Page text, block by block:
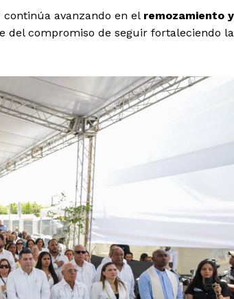
continúa avanzando en el remozamiento y
del compromiso de seguir fortaleciendo la